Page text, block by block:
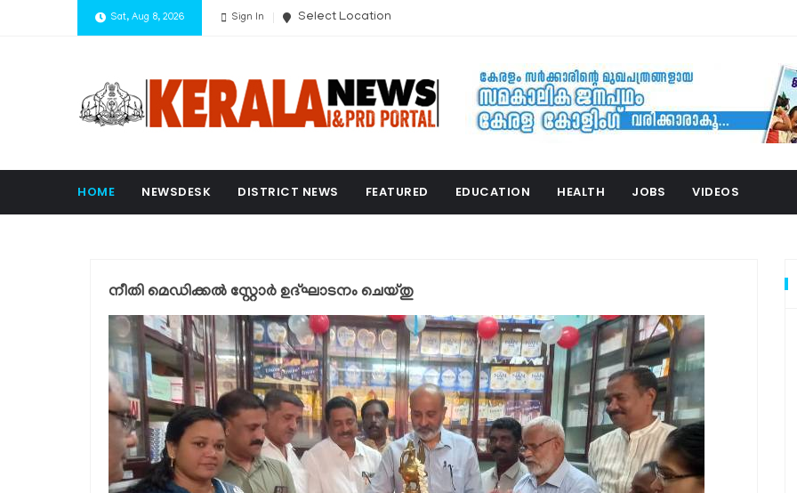
Sat, Aug 8, 2026 Sign In Select Location
HOME NEWSDESK DISTRICT NEWS FEATURED EDUCATION HEALTH JOBS VIDEOS
നീതി മെഡിക്കല്‍ സ്റ്റോര്‍ ഉദ്ഘാടനം ചെയ്തു